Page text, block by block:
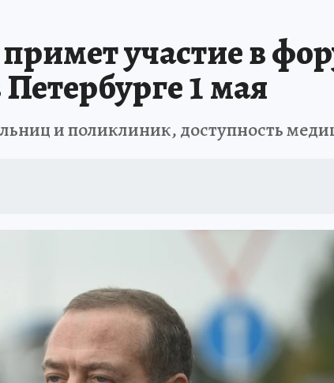
участие в
1 мая
и поликлиник, доступность